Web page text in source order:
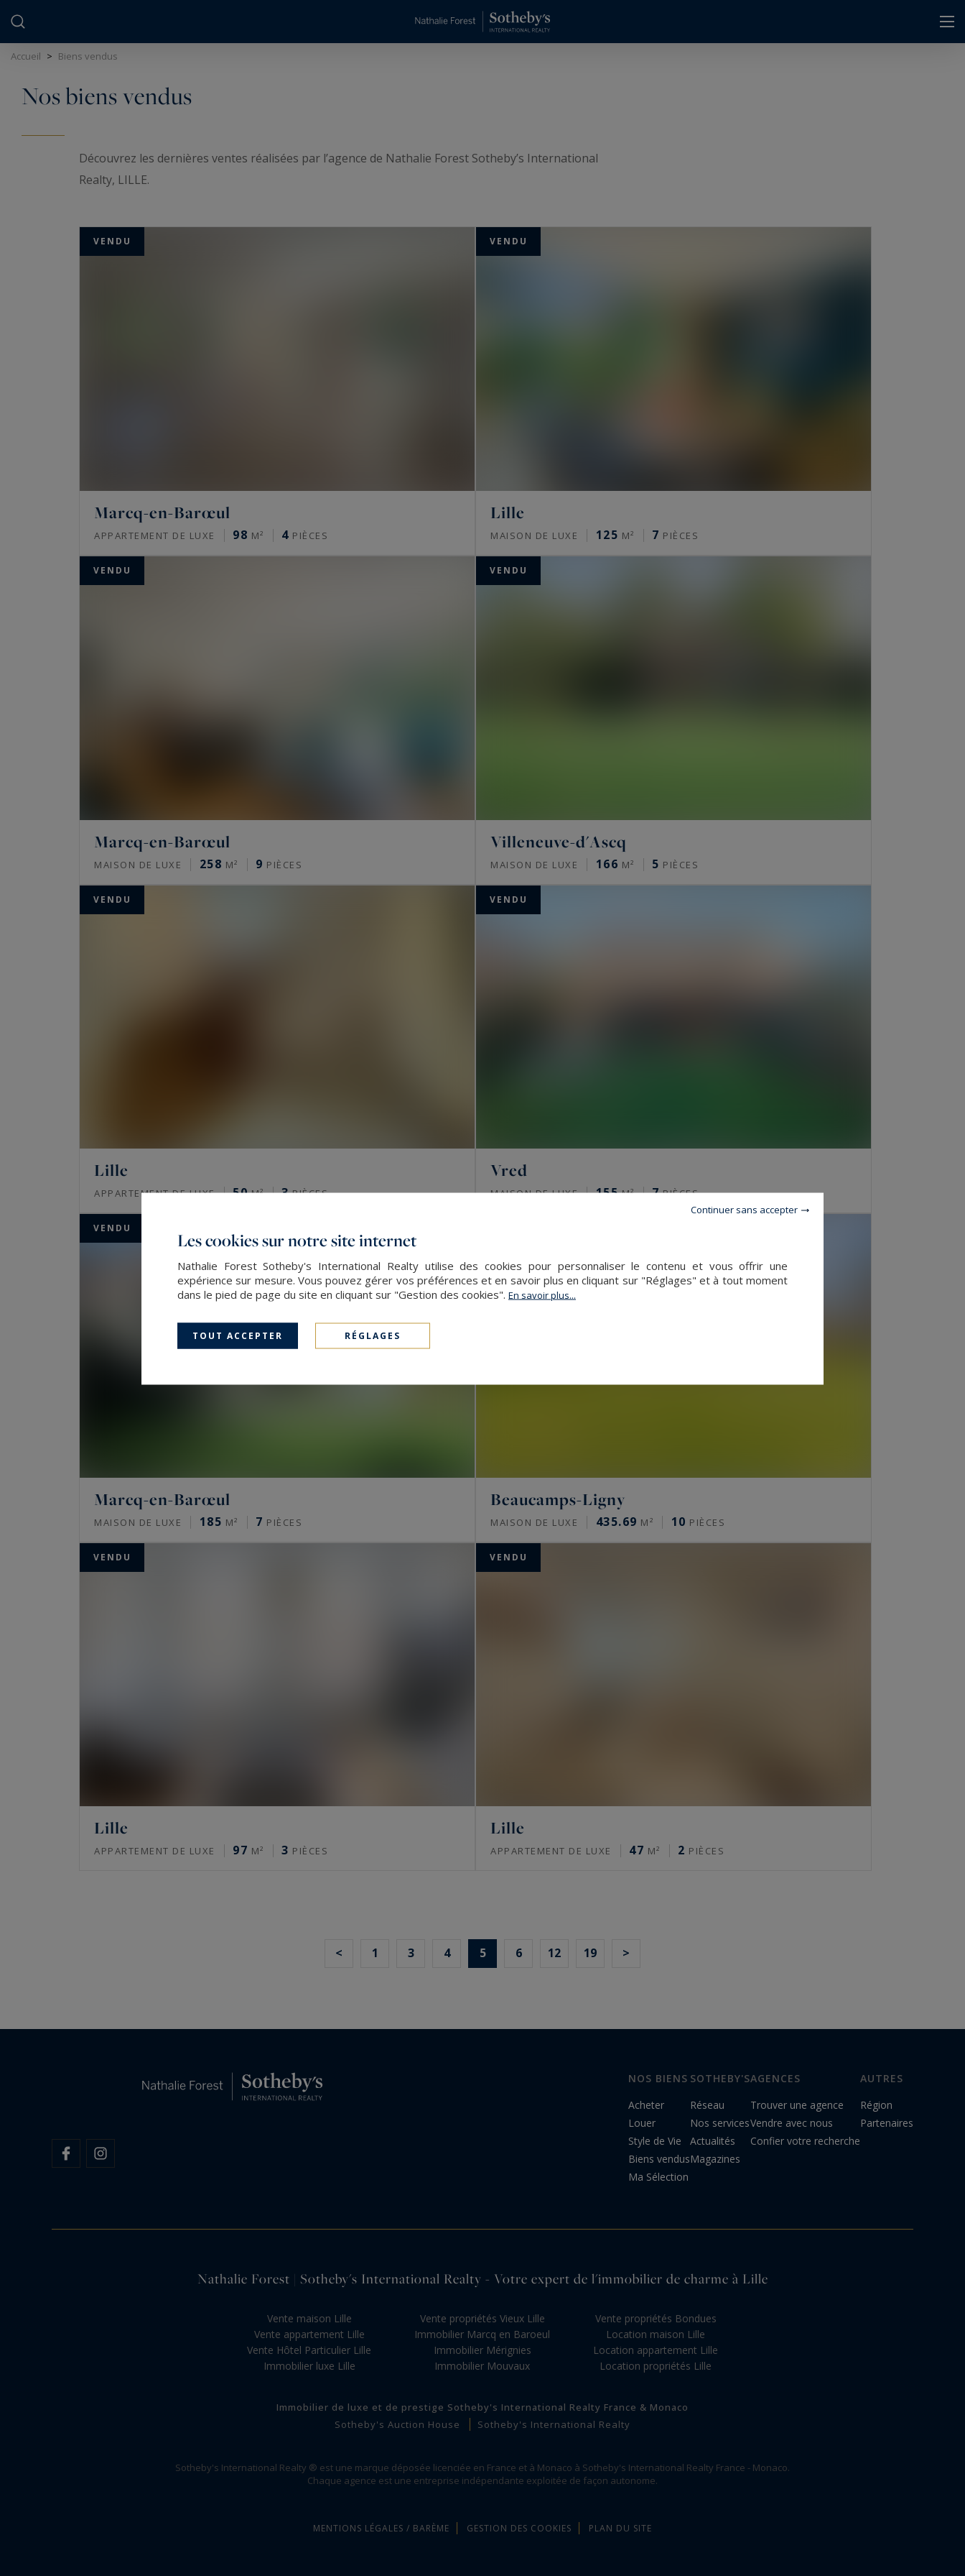
Accueil > Biens vendus
Nos biens vendus
Découvrez les dernières ventes réalisées par l’agence de Nathalie Forest Sotheby’s International
Realty, LILLE.
VENDU
Marcq-en-Barœul
APPARTEMENT DE LUXE 98 M² 4 PIÈCES
VENDU
Lille
MAISON DE LUXE 125 M² 7 PIÈCES
VENDU
Marcq-en-Barœul
MAISON DE LUXE 258 M² 9 PIÈCES
VENDU
Villeneuve-d'Ascq
MAISON DE LUXE 166 M² 5 PIÈCES
VENDU
Lille
APPARTEMENT DE LUXE 50M² 3PIÈCES
VENDU
Vred
MAISON DE LUXE 155M² 7PIÈCES
VENDU
Marcq-en-Barœul
MAISON DE LUXE 185 M² 7 PIÈCES
Beaucamps-Ligny
MAISON DE LUXE 435.69 M² 10 PIÈCES
VENDU
Lille
APPARTEMENT DE LUXE 97 M² 3 PIÈCES
VENDU
Lille
APPARTEMENT DE LUXE 47 M² 2 PIÈCES
< 1 3 4 5 6 12 19 >
NOS BIENS
Acheter
Louer
Style de Vie
Biens vendus
Ma Sélection
SOTHEBY'S
Réseau
Nos services
Actualités
Magazines
AGENCES
Trouver une agence
Vendre avec nous
Confier votre recherche
AUTRES
Région
Partenaires
Nathalie Forest | Sotheby's International Realty - Votre expert de l'immobilier de charme à Lille
Vente maison Lille
Vente appartement Lille
Vente Hôtel Particulier Lille
Immobilier luxe Lille
Vente propriétés Vieux Lille
Immobilier Marcq en Baroeul
Immobilier Mérignies
Immobilier Mouvaux
Vente propriétés Bondues
Location maison Lille
Location appartement Lille
Location propriétés Lille
Immobilier de luxe et de prestige Sotheby's International Realty France & Monaco
Sotheby's Auction House
Sotheby's International Realty
Sotheby's International Realty ® est une marque déposée licenciée en France et à Monaco à Sotheby's International Realty France - Monaco.
Chaque agence est une entreprise indépendante exploitée de façon autonome.
MENTIONS LÉGALES / BARÈME GESTION DES COOKIES PLAN DU SITE
Les cookies sur notre site internet
Nathalie Forest Sotheby's International Realty utilise des cookies pour personnaliser le contenu et vous offrir une
expérience sur mesure. Vous pouvez gérer vos préférences et en savoir plus en cliquant sur "Réglages" et à tout moment
dans le pied de page du site en cliquant sur "Gestion des cookies". En savoir plus...
TOUT ACCEPTER RÉGLAGES
Continuer sans accepter